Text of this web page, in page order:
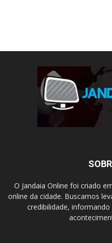
O Jandaia Online foi criado
online da cidade. Buscamos
credibilidade,